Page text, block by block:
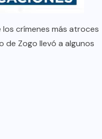
crímenes más atroces
de Zogo llevó a algunos